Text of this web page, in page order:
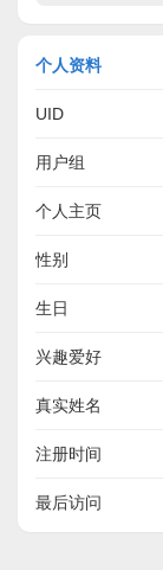
个人资料
UID
用户组
个人主页
性别
生日
兴趣爱好
真实姓名
注册时间
最后访问